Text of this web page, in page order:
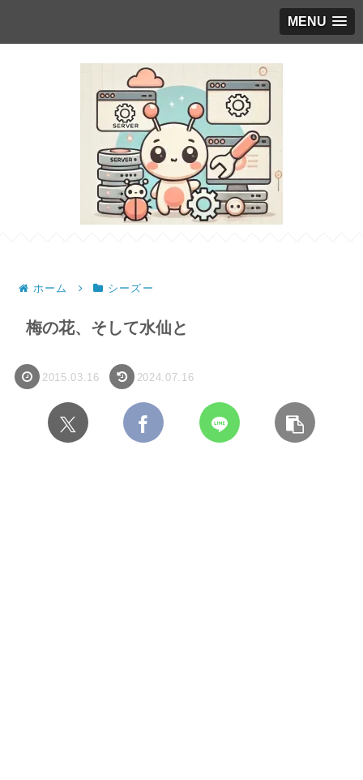
MENU
ホーム シーズー
梅の花、そして水仙と
2015.03.16 2024.07.16